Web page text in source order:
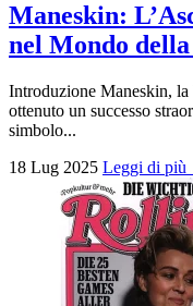
Maneskin:
nel Mondo
Introduzione Maneskin, la
ottenuto un successo
simbolo...
18 Lug 2025 Leggi di